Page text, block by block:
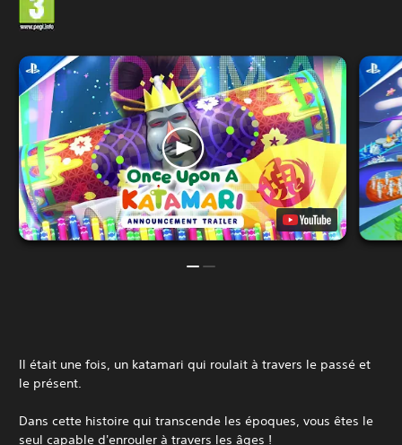
Il était une fois, un katamari qui roulait à travers le passé et
le présent.
Dans cette histoire qui transcende les époques, vous êtes le
seul capable d'enrouler à travers les âges !